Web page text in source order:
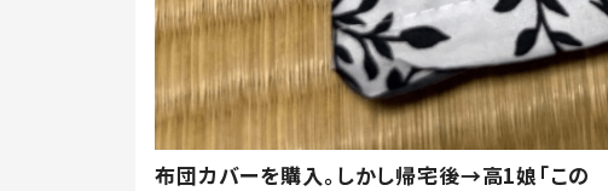
布団カバーを購入。しかし帰宅後→高1娘「この